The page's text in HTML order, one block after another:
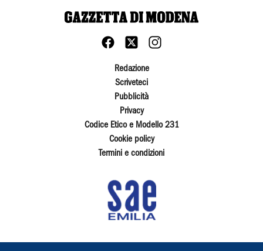
Redazione
Scriveteci
Pubblicità
Privacy
Codice Etico e Modello 231
Cookie policy
Termini e condizioni